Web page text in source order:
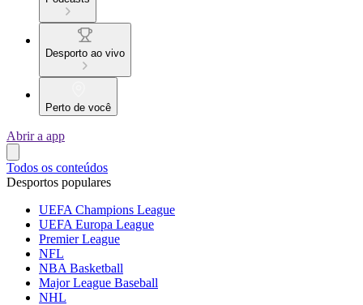
Desporto ao vivo
Perto de você
Abrir a app
Todos os conteúdos
Desportos populares
UEFA Champions League
UEFA Europa League
Premier League
NFL
NBA Basketball
Major League Baseball
NHL